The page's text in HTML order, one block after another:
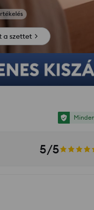
a szettet
5/5